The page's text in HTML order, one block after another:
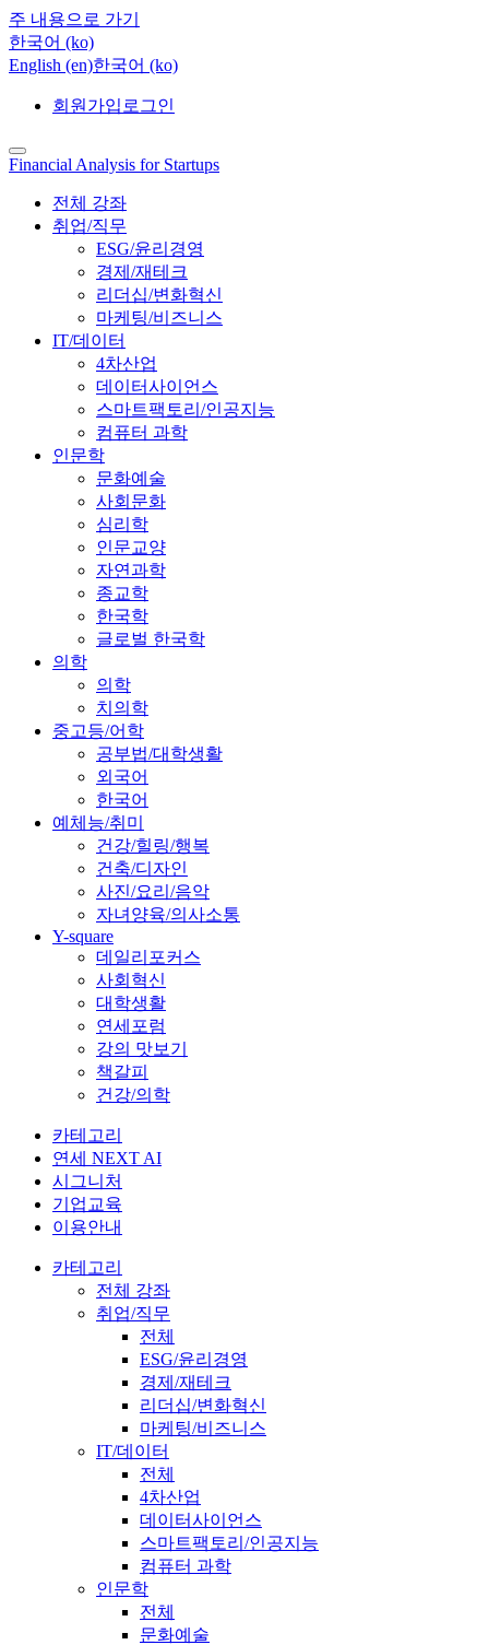
주 내용으로 가기
한국어 ‎(ko)‎
English ‎(en)‎한국어 ‎(ko)‎
회원가입 로그인
Financial Analysis for Startups
전체 강좌
취업/직무
ESG/윤리경영
경제/재테크
리더십/변화혁신
마케팅/비즈니스
IT/데이터
4차산업
데이터사이언스
스마트팩토리/인공지능
컴퓨터 과학
인문학
문화예술
사회문화
심리학
인문교양
자연과학
종교학
한국학
글로벌 한국학
의학
의학
치의학
중고등/어학
공부법/대학생활
외국어
한국어
예체능/취미
건강/힐링/행복
건축/디자인
사진/요리/음악
자녀양육/의사소통
Y-square
데일리포커스
사회혁신
대학생활
연세포럼
강의 맛보기
책갈피
건강/의학
카테고리
연세 NEXT AI
시그니처
기업교육
이용안내
카테고리
전체 강좌
취업/직무
전체
ESG/윤리경영
경제/재테크
리더십/변화혁신
마케팅/비즈니스
IT/데이터
전체
4차산업
데이터사이언스
스마트팩토리/인공지능
컴퓨터 과학
인문학
전체
문화예술